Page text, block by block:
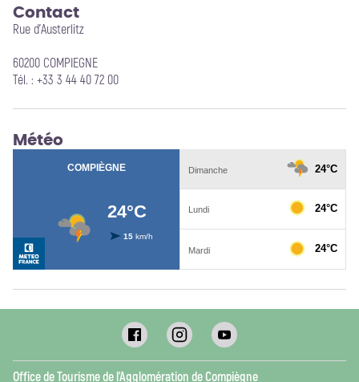
Contact
Rue d'Austerlitz
60200 COMPIEGNE
Tél. : +33 3 44 40 72 00
Météo
Office de Tourisme de l’Agglomération de Compiègne